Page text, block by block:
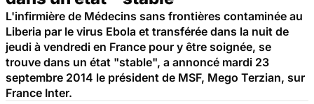
L'infirmière de Médecins sans frontières contaminée au
Liberia par le virus Ebola et transférée dans la nuit de
jeudi à vendredi en France pour y être soignée, se
trouve dans un état "stable", a annoncé mardi 23
septembre 2014 le président de MSF, Mego Terzian, sur
France Inter.